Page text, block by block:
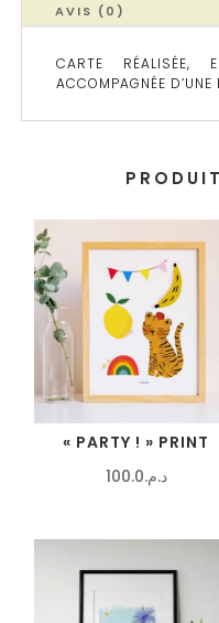
AVIS (0)
CARTE
ACCOMPAGNÉE D’UNE
« PARTY ! » PRINT
د.م.100.0